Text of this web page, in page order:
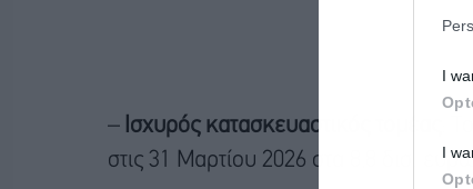
I
I
– Ισχυρός κατασκευαστικός τομέας
στις 31 Μαρτίου 2026 στα 8,8 δισ.